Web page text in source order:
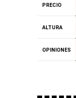
PRECIO
ALTURA
OPINIONES